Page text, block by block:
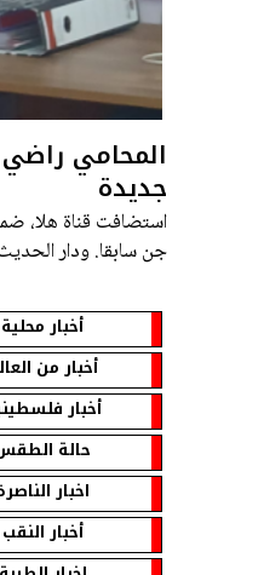
المحامي راضي
جديدة
استضافت قناة هلا،
جن سابقا. ودار
أخبار محلية
أخبار من
أخبار
حالة
اخبار
أخبار النقب